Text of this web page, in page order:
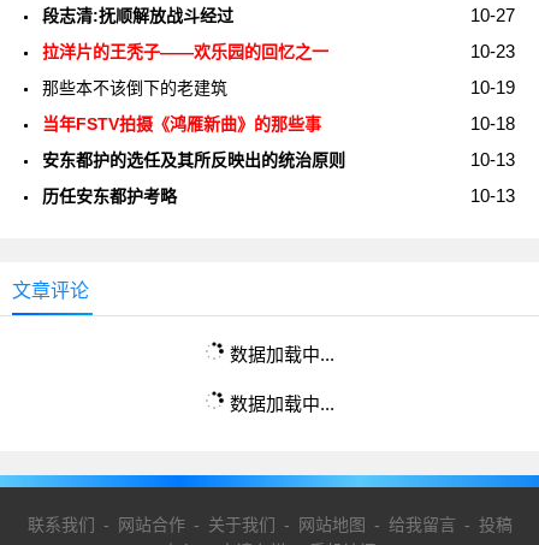
10-27
段志清:抚顺解放战斗经过
10-23
拉洋片的王秃子——欢乐园的回忆之一
10-19
那些本不该倒下的老建筑
10-18
当年FSTV拍摄《鸿雁新曲》的那些事
10-13
安东都护的选任及其所反映出的统治原则
10-13
历任安东都护考略
文章评论
数据加载中...
数据加载中...
联系我们 - 网站合作- 关于我们 - 网站地图 - 给我留言 - 投稿